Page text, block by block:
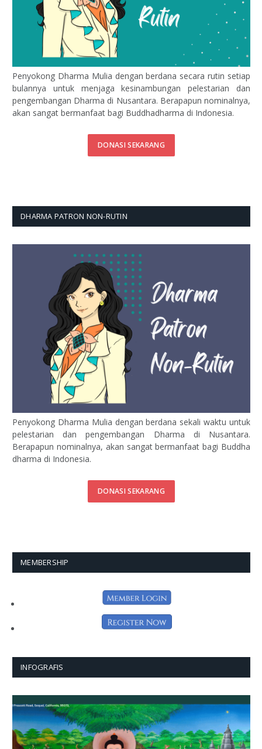
Penyokong Dharma Mulia dengan berdana secara rutin setiap
bulannya untuk menjaga kesinambungan pelestarian dan
pengembangan Dharma di Nusantara. Berapapun nominalnya,
akan sangat bermanfaat bagi Buddhadharma di Indonesia.
DONASI SEKARANG
DHARMA PATRON NON-RUTIN
Penyokong Dharma Mulia dengan berdana sekali waktu untuk
pelestarian dan pengembangan Dharma di Nusantara.
Berapapun nominalnya, akan sangat bermanfaat bagi Buddha
dharma di Indonesia.
DONASI SEKARANG
MEMBERSHIP
INFOGRAFIS